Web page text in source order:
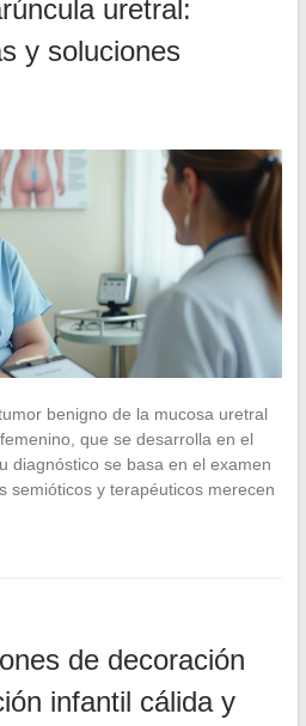
uretral:
y soluciones
benigno de la mucosa uretral
que se desarrolla en el
diagnóstico se basa en el examen
semióticos y terapéuticos merecen
de decoración
infantil cálida y